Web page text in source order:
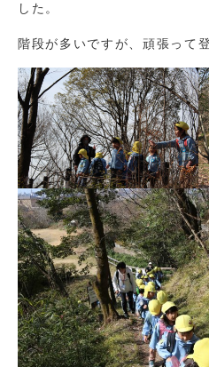
した。
階段が多いですが、頑張って